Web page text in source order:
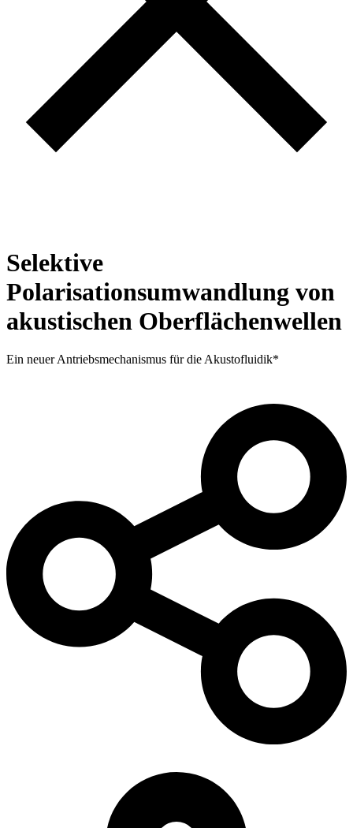
Selektive
Polarisationsumwandlung von
akustischen Oberflächenwellen
Ein neuer Antriebsmechanismus für die Akustofluidik*